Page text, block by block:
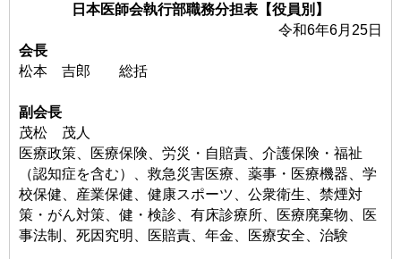
日本医師会執行部職務分担表【役員別】
令和6年6月25日
会長
松本 吉郎 総括
副会長
茂松 茂人
医療政策、医療保険、労災・自賠責、介護保険・福祉
（認知症を含む）、救急災害医療、薬事・医療機器、学
校保健、産業保健、健康スポーツ、公衆衛生、禁煙対
策・がん対策、健・検診、有床診療所、医療廃棄物、医
事法制、死因究明、医賠責、年金、医療安全、治験